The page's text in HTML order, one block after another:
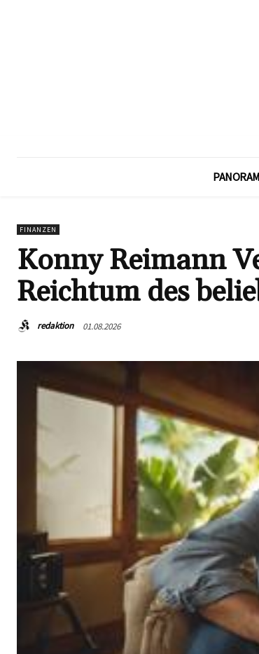
FINANZEN
Konny Reimann
Reichtum des
redaktion 01.08.2026